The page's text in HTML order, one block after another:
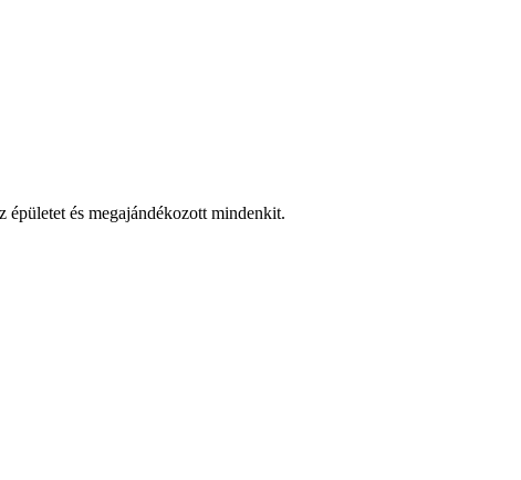
és megajándékozott mindenkit.